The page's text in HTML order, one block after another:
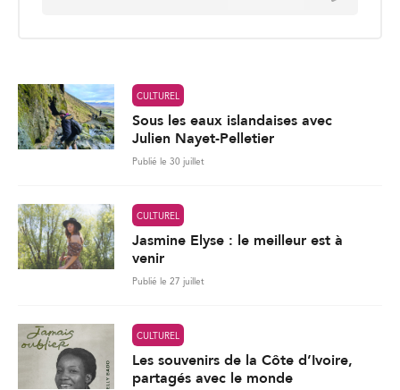
CULTUREL
Sous les eaux islandaises avec
Julien Nayet-Pelletier
Publié le 30 juillet
CULTUREL
Jasmine Elyse : le meilleur est à
venir
Publié le 27 juillet
CULTUREL
Les souvenirs de la Côte d’Ivoire,
partagés avec le monde